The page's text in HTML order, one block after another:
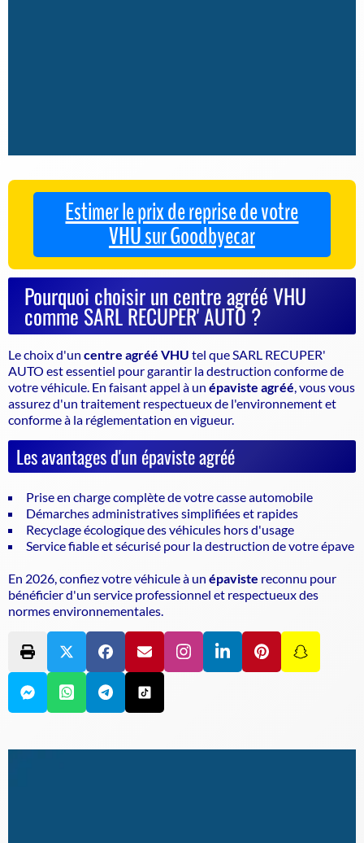
Estimer le prix de reprise de votre
VHU sur Goodbyecar
Pourquoi choisir un centre agréé VHU
comme SARL RECUPER' AUTO ?
Le choix d'un centre agréé VHU tel que SARL RECUPER'
AUTO est essentiel pour garantir ladestruction conforme de
votre véhicule . En faisant appel à un épaviste agréé , vous vous
assurez d'un traitement respectueux de l'environnement et
conforme à la réglementation en vigueur.
Les avantages d'un épaviste agréé
Prise en charge complète de votre casse automobile
Démarches administratives simplifiées et rapides
Recyclage écologique des véhicules hors d'usage
Service fiable et sécurisé pour la destruction de votre épave
En 2026, confiez votre véhicule à un épaviste reconnu pour
bénéficier d'un service professionnel et respectueux des
normes environnementales.